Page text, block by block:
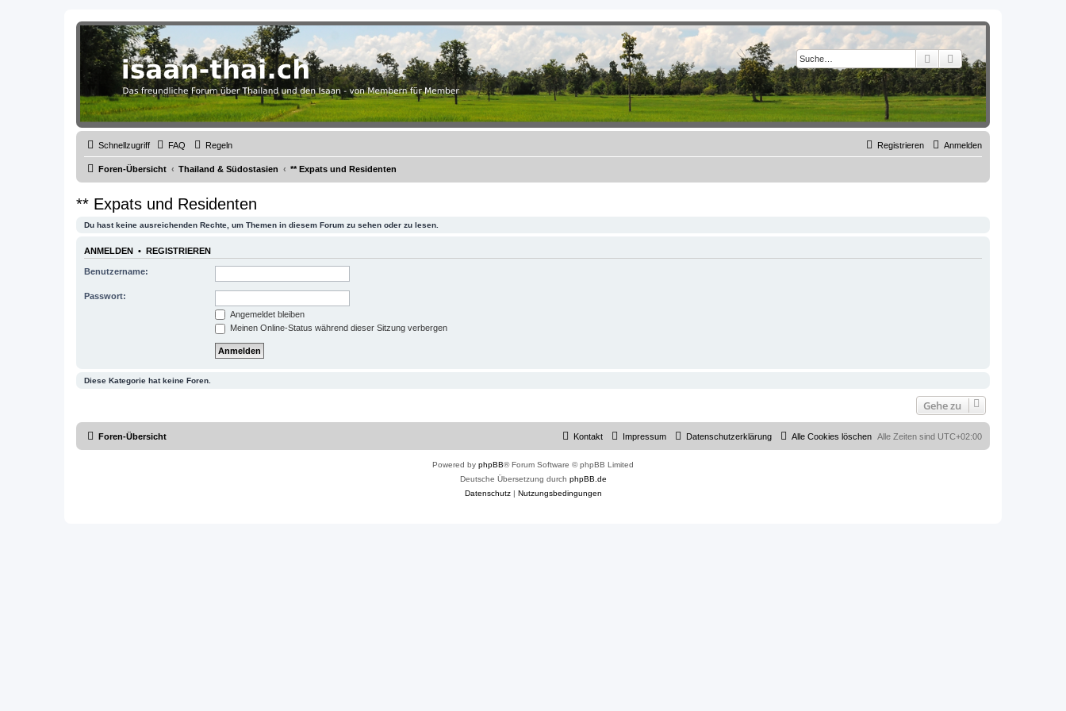
Suche Erweiterte Suche
Thailand & Isaan Forum - isaan-thai.ch
Das freundliche Forum über Thailand und den Isaan - von Membern für Member
Schnellzugriff FAQ Regeln Anmelden
Registrieren
Foren-Übersicht Thailand & Südostasien ** Expats und Residenten
** Expats und Residenten
Du hast keine ausreichenden Rechte, um Themen in diesem Forum zu sehen oder zu lesen.
ANMELDEN • REGISTRIEREN
Benutzername:
Passwort:
Angemeldet bleiben
Meinen Online-Status während dieser Sitzung verbergen
Diese Kategorie hat keine Foren.
Gehe zu
Foren-Übersicht Alle Zeiten sind UTC+02:00
Alle Cookies löschen
Datenschutzerklärung
Impressum
Kontakt
Powered by phpBB® Forum Software © phpBB Limited
Deutsche Übersetzung durch phpBB.de
Datenschutz| Nutzungsbedingungen